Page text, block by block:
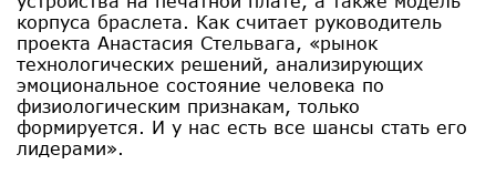
корпуса браслета. Как считает руководитель
проекта Анастасия Стельвага, «рынок
технологических решений, анализирующих
эмоциональное состояние человека по
физиологическим признакам, только
формируется. И у нас есть все шансы стать его
лидерами».